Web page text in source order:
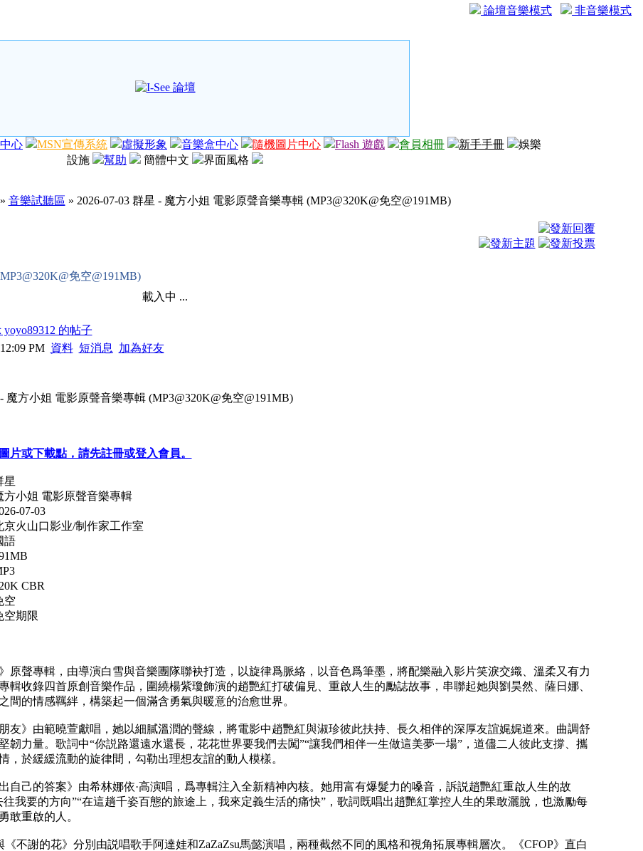
論壇音樂模式 非音樂模式
心 MSN宣傳系統 虛擬形象 音樂盒中心 隨機圖片中心 Flash 遊戲 會員相冊 新手手冊
娛樂
設施
幫助 簡體中文 界面風格
» 音樂試聽區 » 2026-07-03 群星 - 魔方小姐 電影原聲音樂專輯 (MP3@320K@免空@191MB)
免空@191MB)
載入中 ...
yoyo89312 的帖子
PM 資料 短消息 加為好友
魔方小姐 電影原聲音樂專輯 (MP3@320K@免空@191MB)
片或下載點，請先註冊或登入會員。
星
方小姐 電影原聲音樂專輯
07-03
京火山口影业/制作家工作室
語
CBR
空
空期限
原聲專輯，由導演白雪與音樂團隊聯袂打造，以旋律爲脈絡，以音色爲筆墨，將配樂融入影片笑淚交織、溫柔又有力
輯收錄四首原創音樂作品，圍繞楊紫瓊飾演的趙艷紅打破偏見、重啟人生的勵誌故事，串聯起她與劉昊然、薩日娜、
間的情感羈絆，構築起一個滿含勇氣與暖意的治愈世界。
友》由範曉萱獻唱，她以細膩溫潤的聲線，將電影中趙艷紅與淑珍彼此扶持、長久相伴的深厚友誼娓娓道來。曲調舒
韌力量。歌詞中“你説路還遠水還長，花花世界要我們去闖”“讓我們相伴一生做這美夢一場”，道儘二人彼此支撐、攜
，於緩緩流動的旋律間，勾勒出理想友誼的動人模樣。
自己的答案》由希林娜依·高演唱，爲專輯注入全新精神內核。她用富有爆髮力的嗓音，訴説趙艷紅重啟人生的故
往我要的方向”“在這趟千姿百態的旅途上，我來定義生活的痛快”，歌詞既唱出趙艷紅掌控人生的果敢灑脫，也激勵每
敢重啟的人。
《不謝的花》分別由説唱歌手阿達娃和ZaZaZsu馬懿演唱，兩種截然不同的風格和視角拓展專輯層次。《CFOP》直白